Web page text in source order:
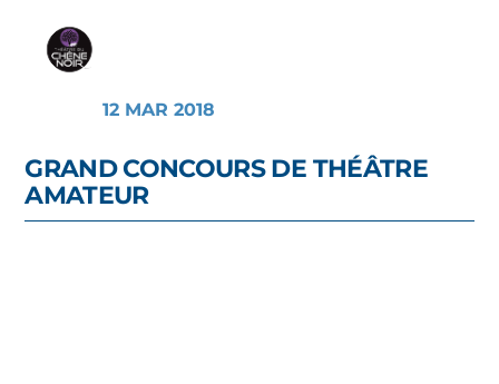
12 MAR 2018
GRAND CONCOURS DE THÉÂTRE
AMATEUR